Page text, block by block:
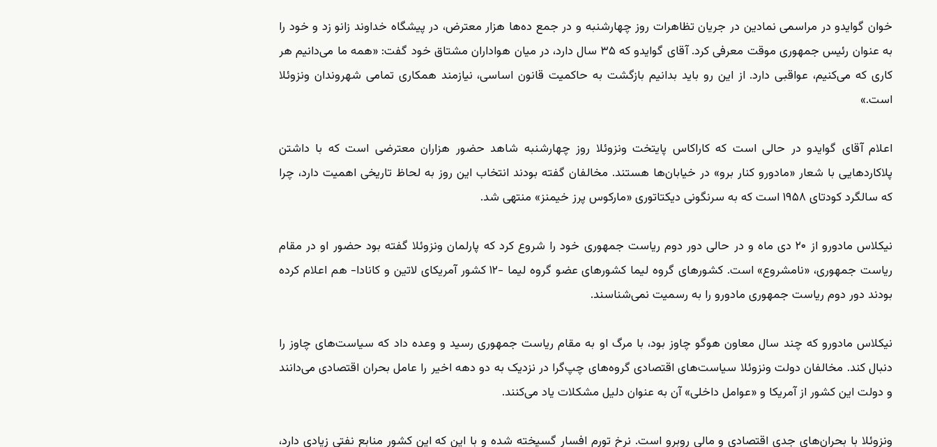
خوان گوایدو در مراسمی نمادین در جریان تظاهرات روز چهارشنبه و در جمع ده‌ها هزار معترض، در پیشگاه خداوند زانو زد و خود را
به عنوان رئیس جمهوری موقت معرفی کرد. آقای گوایدو که ۳۵ سال دارد، در میان هواداران مشتاق خود گفت: «همه ما می‌دانیم هر
کاری که می‌کنیم،‌ عواقبی دارد. از این رو باید بدانیم بازگشت به حاکمیت قانون اساسی، نیازمند همکاری تمامی شهروندان ونزوئلا
است.»
اعلام آقای گوایدو در حالی است که کاراکاس پایتخت ونزوئلا روز چهارشنبه شاهد حضور هزاران معترضی است که با داشتن
پلاکاردهایی با شعار «مادورو کنار برو» در خیابان‌ها هستند. مخالفان گفته‌ بودند انتخاب این روز به لحاظ تاریخی اهمیت دارد، چرا
که سالگرد کودتای ۱۹۵۸ است که به سرنگونی دیکتاتوری «مارکوس پرز خیمنز» منتهی شد.
نیکلاس مادورو از ۲۰ دی ماه و در حالی دور دوم ریاست جمهوری خود را شروع کرد که پارلمان ونزوئلا گفته بود حضور او در مقام
ریاست جمهوری، «نامشروع» است. کشورهای گروه لیما کشورهای عضو گروه لیما -۱۲ کشور آمریکای لاتین و کانادا- هم اعلام کرده
بودند دور دوم ریاست جمهوری مادورو را به رسمیت نمی‌شناسند.
نیکلاس مادورو که چند سال معاون هوگو چاوز بود، با مرگ او به مقام ریاست جمهوری رسید و وعده داد که سیاست‌های چاوز را
دنبال کند. مخالفان دولت ونزوئلا سیاست‌های اقتصادی گروه‌های چپ‌گرا در نزدیک به دو دهه اخیر را عامل بحران اقتصادی می‌دانند
و دولت این کشور از آمریکا و «عوامل داخلی» آن به عنوان دلیل مشکلات یاد می‌کنند.
ونزوئلا با بحران‌های جدی اقتصادی و مالی روبرو است. نرخ تورم افسار گسیخته شده و با این که این کشور منابع نفتی زیادی دارد،